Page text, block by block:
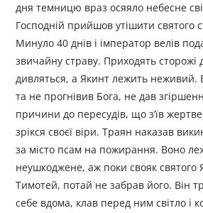
дня темницю враз осяяло небесне
Господній прийшов утішити святого
Минуло 40 днів і імператор велів
звичайну страву. Приходять сторожі
дивляться, а Якинт лежить неживий.
та не прогнівив Бога, не дав
причини до пересудів, що з’їв
зрікся своєї віри. Траян наказав
за місто псам на пожирання. Воно
неушкоджене, аж поки свояк
Тимотей, потай не забрав його. Він
себе вдома, клав перед ним світло і